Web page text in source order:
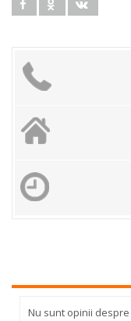
Nu sunt opinii